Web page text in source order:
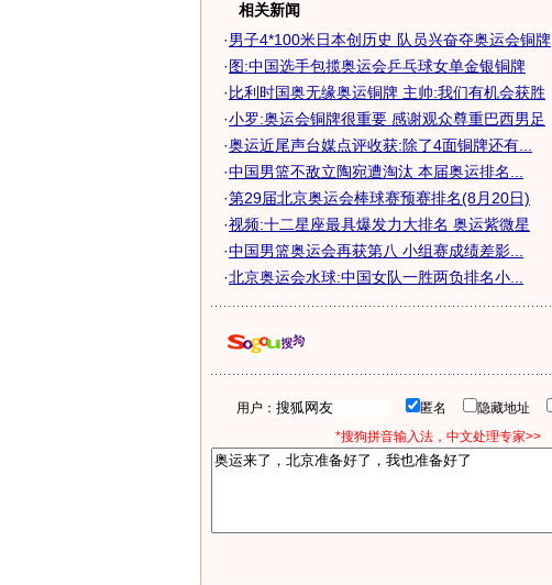
相关新闻
·男子4*100米日本创历史 队员兴奋夺奥运会铜牌
·图:中国选手包揽奥运会乒乓球女单金银铜牌
· 比利时国奥无缘奥运铜牌 主帅:我们有机会获胜
·小罗:奥运会铜牌很重要 感谢观众尊重巴西男足
·奥运近尾声台媒点评收获:除了4面铜牌还有...
·中国男篮不敌立陶宛遭淘汰 本届奥运排名...
·第29届北京奥运会棒球赛预赛排名(8月20日)
·视频:十二星座最具爆发力大排名 奥运紫微星
·中国男篮奥运会再获第八 小组赛成绩差影...
·北京奥运会水球:中国女队一胜两负排名小...
用户： 匿名 隐藏地址
*搜狗拼音输入法，中文处理专家>>